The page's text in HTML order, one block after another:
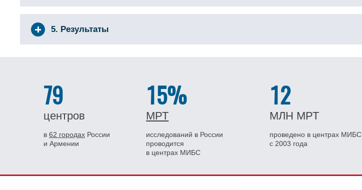
5. Результаты
79
центров
в 62 городах России
и Армении
15%
МРТ
исследований в России
проводится
в центрах МИБС
12
МЛН МРТ
проведено в центрах МИБС
с 2003 года